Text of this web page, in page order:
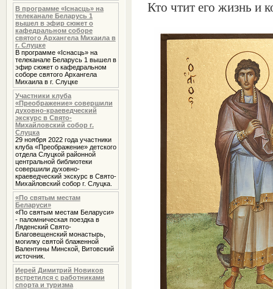
В программе «Iснасць» на
телеканале Беларусь 1
вышел в эфир сюжет о
кафедральном соборе
святого Архангела Михаила в
г. Слуцке
В программе «Iснасць» на
телеканале Беларусь 1 вышел в
эфир сюжет о кафедральном
соборе святого Архангела
Михаила в г. Слуцке
Участники клуба
«Преображение» совершили
духовно-краеведческий
экскурс в Свято-
Михайловский собор г.
Слуцка
29 ноября 2022 года участники
клуба «Преображение» детского
отдела Слуцкой районной
центральной библиотеки
совершили духовно-
краеведческий экскурс в Свято-
Михайловский собор г. Слуцка.
«По святым местам
Беларуси»
«По святым местам Беларуси»
- паломническая поездка в
Ляденский Свято-
Благовещенский монастырь,
могилку святой блаженной
Валентины Минской, Витовский
источник.
Иерей Димитрий Новиков
встретился с работниками
спорта и туризма
Кто чтит его жизнь и